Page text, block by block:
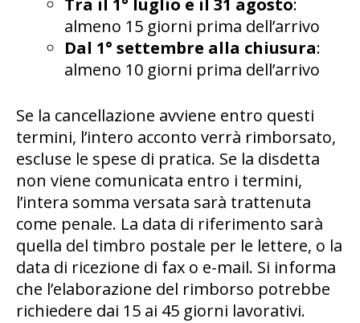
Tra il 1° luglio e il 31 agosto:
almeno 15 giorni prima dell’arrivo
Dal 1° settembre alla chiusura:
almeno 10 giorni prima dell’arrivo
Se la cancellazione avviene entro questi
termini, l’intero acconto verrà rimborsato,
escluse le spese di pratica. Se la disdetta
non viene comunicata entro i termini,
l’intera somma versata sarà trattenuta
come penale. La data di riferimento sarà
quella del timbro postale per le lettere, o la
data di ricezione di fax o e-mail. Si informa
che l’elaborazione del rimborso potrebbe
richiedere dai 15 ai 45 giorni lavorativi.